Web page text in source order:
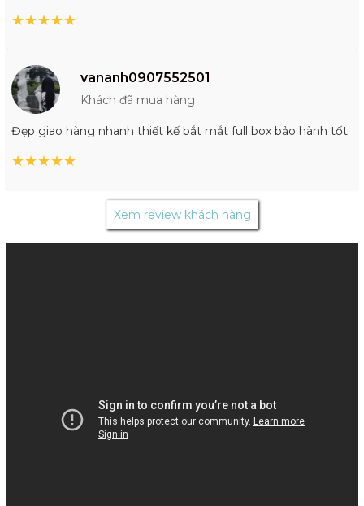
★★★★★
vananh0907552501
Khách đã mua hàng
Đẹp giao hàng nhanh thiết kế bắt mắt full box bảo hành tốt
★★★★★
Xem review khách hàng